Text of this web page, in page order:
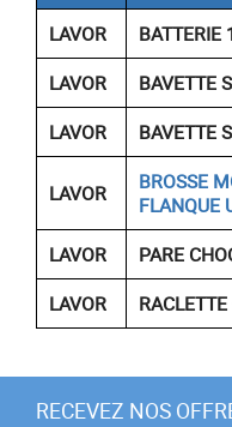
LAVOR
LAVOR
BAVETTE
LAVOR
BAVETTE
LAVOR
BROSSE
FLANQUE
LAVOR
PARE
LAVOR
RECEVEZ NOS